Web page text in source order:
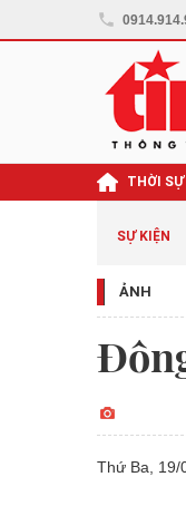
THỜI SỰ
SỰ KIỆN
ẢNH
Thứ Ba, 19/